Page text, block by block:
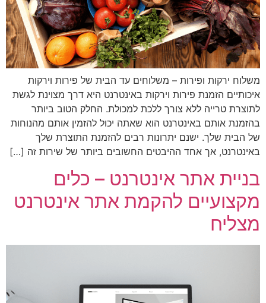
משלוח ירקות ופירות – משלוחים עד הבית של פירות וירקות
איכותיים הזמנת פירות וירקות באינטרנט היא דרך מצוינת לגשת
לתוצרת טרייה ללא צורך ללכת למכולת. החלק הטוב ביותר
בהזמנת אותם באינטרנט הוא שאתה יכול להזמין אותם מהנוחות
של הבית שלך. ישנם יתרונות רבים להזמנת התוצרת שלך
באינטרנט, אך אחד ההיבטים החשובים ביותר של שירות זה […]
בניית אתר אינטרנט – כלים
מקצועיים להקמת אתר אינטרנט
מצליח